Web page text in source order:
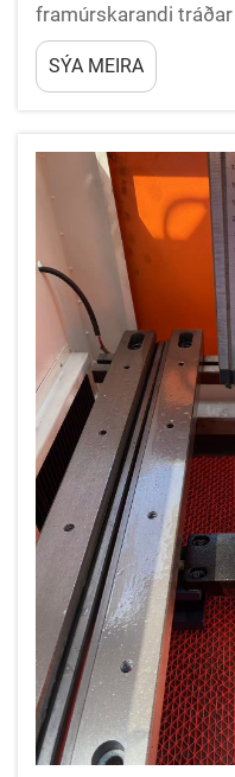
framúrskarandi
Framleiðsluaðferðir
og tráðar EDM
stendur í framrinnum
SÝA MEIRA